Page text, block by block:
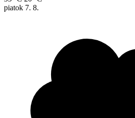
piatok 7. 8.